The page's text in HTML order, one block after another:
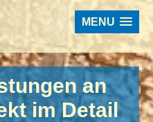
MENU
an
im Detail